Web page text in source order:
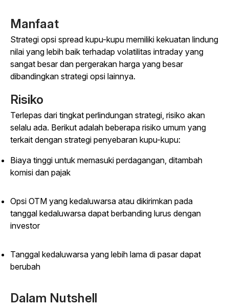
Manfaat
Strategi opsi spread kupu-kupu memiliki kekuatan lindung
nilai yang lebih baik terhadap volatilitas intraday yang
sangat besar dan pergerakan harga yang besar
dibandingkan strategi opsi lainnya.
Risiko
Terlepas dari tingkat perlindungan strategi, risiko akan
selalu ada. Berikut adalah beberapa risiko umum yang
terkait dengan strategi penyebaran kupu-kupu:
Biaya tinggi untuk memasuki perdagangan, ditambah
komisi dan pajak
Opsi OTM yang kedaluwarsa atau dikirimkan pada
tanggal kedaluwarsa dapat berbanding lurus dengan
investor
Tanggal kedaluwarsa yang lebih lama di pasar dapat
berubah
Dalam Nutshell